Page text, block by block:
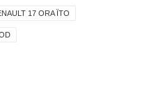
17 ORA ÏTO